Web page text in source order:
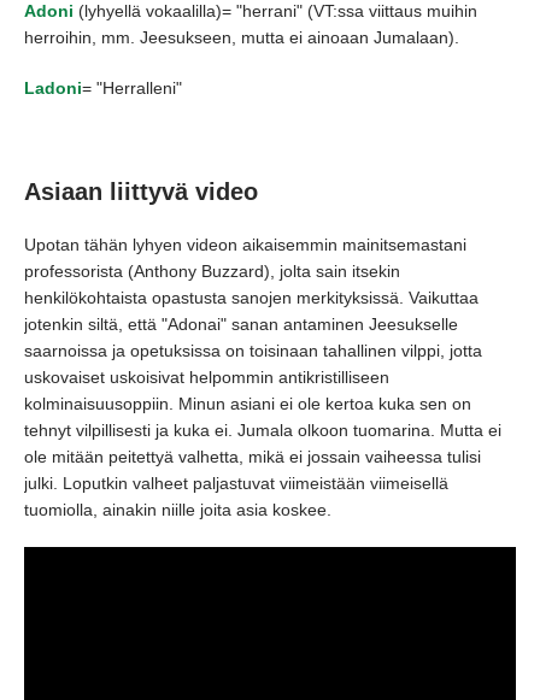
Adoni (lyhyellä vokaalilla)= "herrani" (VT:ssa viittaus muihin
herroihin, mm. Jeesukseen, mutta ei ainoaan Jumalaan).
Ladoni= "Herralleni"
Asiaan liittyvä video
Upotan tähän lyhyen videon aikaisemmin mainitsemastani
professorista (Anthony Buzzard), jolta sain itsekin
henkilökohtaista opastusta sanojen merkityksissä. Vaikuttaa
jotenkin siltä, että "Adonai" sanan antaminen Jeesukselle
saarnoissa ja opetuksissa on toisinaan tahallinen vilppi, jotta
uskovaiset uskoisivat helpommin antikristilliseen
kolminaisuusoppiin. Minun asiani ei ole kertoa kuka sen on
tehnyt vilpillisesti ja kuka ei. Jumala olkoon tuomarina. Mutta ei
ole mitään peitettyä valhetta, mikä ei jossain vaiheessa tulisi
julki. Loputkin valheet paljastuvat viimeistään viimeisellä
tuomiolla, ainakin niille joita asia koskee.